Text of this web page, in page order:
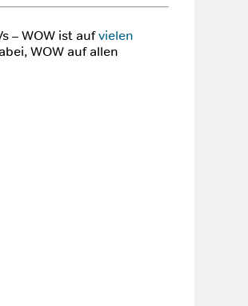
– WOW ist aufvielen
WOW auf allen